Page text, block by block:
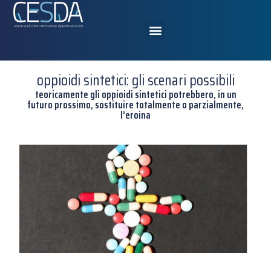
oppioidi sintetici: gli scenari possibili
teoricamente gli oppioidi sintetici potrebbero, in un
futuro prossimo, sostituire totalmente o parzialmente,
l’eroina